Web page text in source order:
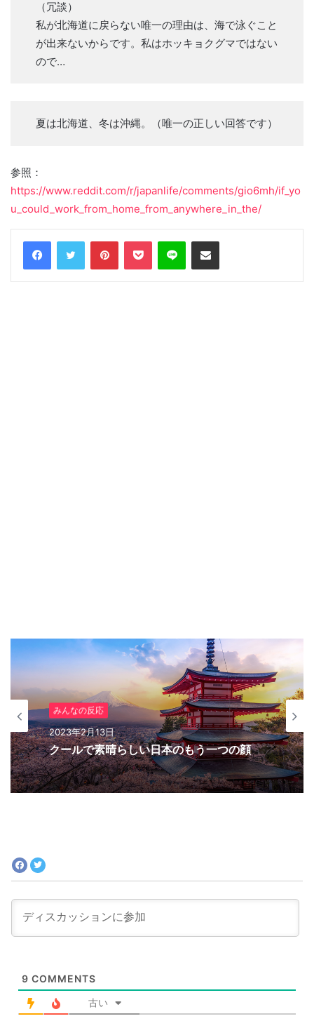
（冗談）
私が北海道に戻らない唯一の理由は、海で泳ぐこと
が出来ないからです。私はホッキョクグマではない
ので…
夏は北海道、冬は沖縄。（唯一の正しい回答です）
参照：
https://www.reddit.com/r/japanlife/comments/gio6mh/if_yo
u_could_work_from_home_from_anywhere_in_the/
FacebookTwitter PinterestPocket Line Share via Email
みんなの反応
2023年2月13日
みんなの反応
2023年2月10日
日本の軍艦島
9 COMMENTS
古い